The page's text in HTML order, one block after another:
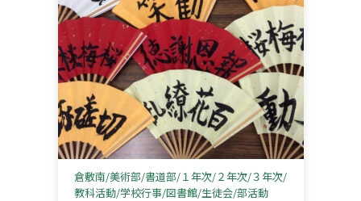
倉敷南 美術部 書道部 １年次 ２年次 ３年次
教科活動 学校行事 図書館 生徒会 部活動